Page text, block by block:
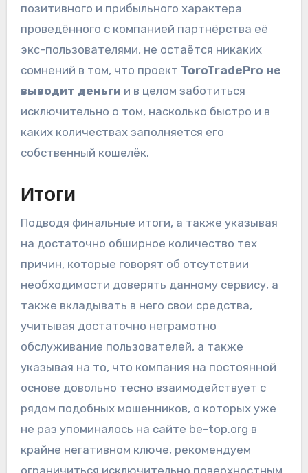
позитивного и прибыльного характера
проведённого с компанией партнёрства её
экс-пользователями, не остаётся никаких
сомнений в том, что проект ToroTradePro не
выводит деньги и в целом заботиться
исключительно о том, насколько быстро и в
каких количествах заполняется его
собственный кошелёк.
Итоги
Подводя финальные итоги, а также указывая
на достаточно обширное количество тех
причин, которые говорят об отсутствии
необходимости доверять данному сервису, а
также вкладывать в него свои средства,
учитывая достаточно неграмотно
обслуживание пользователей, а также
указывая на то, что компания на постоянной
основе довольно тесно взаимодействует с
рядом подобных мошенников, о которых уже
не раз упоминалось на сайте be-top.org в
крайне негативном ключе, рекомендуем